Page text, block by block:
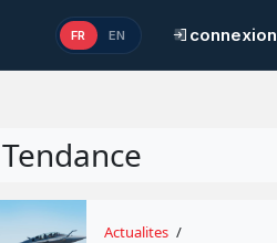
FR EN connexion
Tendance
Actualites /